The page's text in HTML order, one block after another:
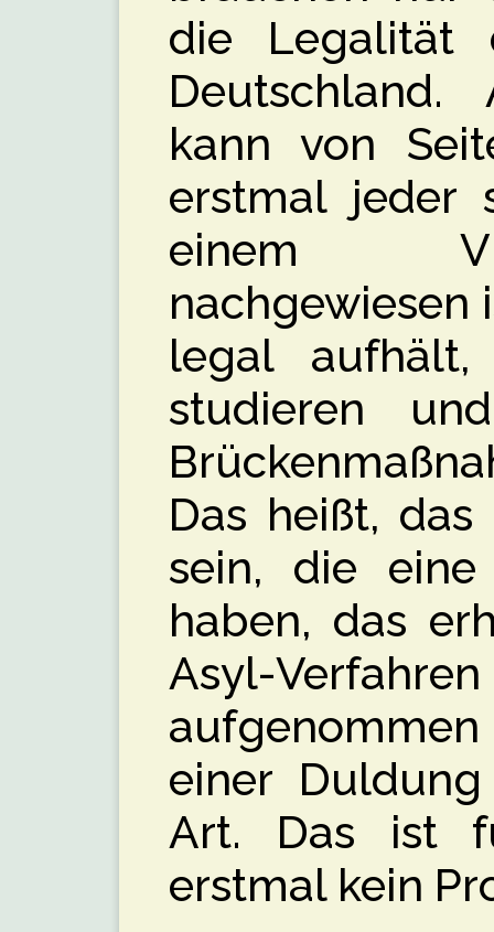
die Legalität
Deutschland.
kann von
erstmal jeder
einem
nachgewiesen
legal
studieren
Das heißt,
sein, die eine
haben, das
Asyl-
einer
Art. Das ist
erstmal kein